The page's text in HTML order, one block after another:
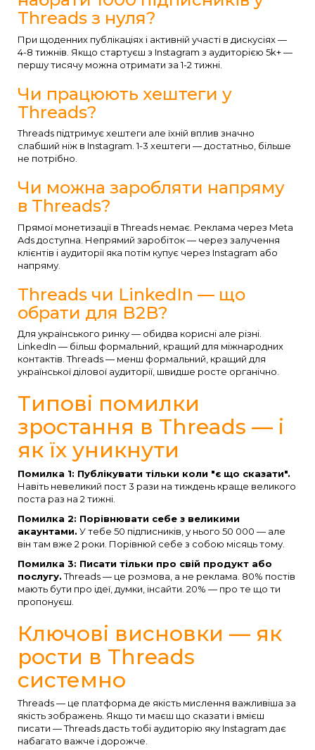
Threads з нуля?
При щоденних публікаціях і активній участі в дискусіях —
4-8 тижнів. Якщо стартуєш з Instagram з аудиторією 5k+ —
першу тисячу можна отримати за 1-2 тижні.
Чи працюють хештеги у
Threads?
Threads підтримує хештеги але їхній вплив значно
слабший ніж в Instagram. 1-3 хештеги — достатньо, більше
не потрібно.
Чи можна заробляти напряму
в Threads?
Прямої монетизації в Threads немає. Реклама через Meta
Ads доступна. Непрямий заробіток — через залучення
клієнтів і аудиторії яка потім купує через Instagram або
напряму.
Threads чи LinkedIn — що
обрати для B2B?
Для українського ринку — обидва корисні але різні.
LinkedIn — більш формальний, кращий для міжнародних
контактів. Threads — менш формальний, кращий для
української ділової аудиторії, швидше росте органічно.
Типові помилки
зростання в Threads — і
як їх уникнути
Помилка 1: Публікувати тільки коли "є що сказати".
Навіть невеликий пост 3 рази на тиждень краще великого
поста раз на 2 тижні.
Помилка 2: Порівнювати себе з великими
акаунтами. У тебе 50 підписників, у нього 50 000 — але
він там вже 2 роки. Порівнюй себе з собою місяць тому.
Помилка 3: Писати тільки про свій продукт або
послугу.Threads — це розмова, а не реклама. 80% постів
мають бути про ідеї, думки, інсайти. 20% — про те що ти
пропонуєш.
Ключові висновки — як
рости в Threads
системно
Threads — це платформа де якість мислення важливіша за
якість зображень. Якщо ти маєш що сказати і вмієш
писати — Threads дасть тобі аудиторію яку Instagram дає
набагато важче і дорожче.